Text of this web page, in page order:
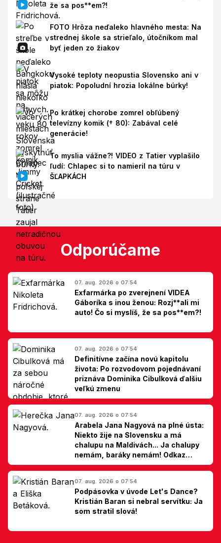
že sa pos**em?!
FOTO Hrôza neďaleko hlavného mesta: Na
strednej škole sa strieľalo, útočníkom mal
byť jeden zo žiakov
Vysoké teploty neopustia Slovensko ani v
piatok: Popoludní hrozia lokálne búrky!
Po krátkej chorobe zomrel obľúbený
televízny komik († 80): Zabával celé
generácie!
To myslia vážne?! VIDEO z Tatier vyplašilo
ľudí: Chlapec si to namieril na túru v
ŠĽAPKÁCH
Odporúčame
07. aug. 2026 o 07:54
Exfarmárka po zverejnení VIDEA
Gáboríka s inou ženou: Rozj**ali mi
auto! Čo si myslíš, že sa pos**em?!
07. aug. 2026 o 07:54
Definitívne začína novú kapitolu
života: Po rozvodovom pojednávaní
priznáva Dominika Cibulková ďalšiu
veľkú zmenu
07. aug. 2026 o 07:54
Arabela Jana Nagyová na plné ústa:
Niekto žije na Slovensku a má
chalupu na Maldivách... Ja chalupy
nemám, baráky nemám! Odkaz
Slovákom
07. aug. 2026 o 07:54
Podpásovka v úvode Let's Dance?
Kristián Baran si nebral servítku: Ja
som stratil slová!